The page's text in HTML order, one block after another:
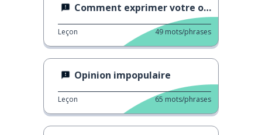
Comment exprimer votre opinion
Leçon 49 mots/phrases
Opinion impopulaire
Leçon 65 mots/phrases